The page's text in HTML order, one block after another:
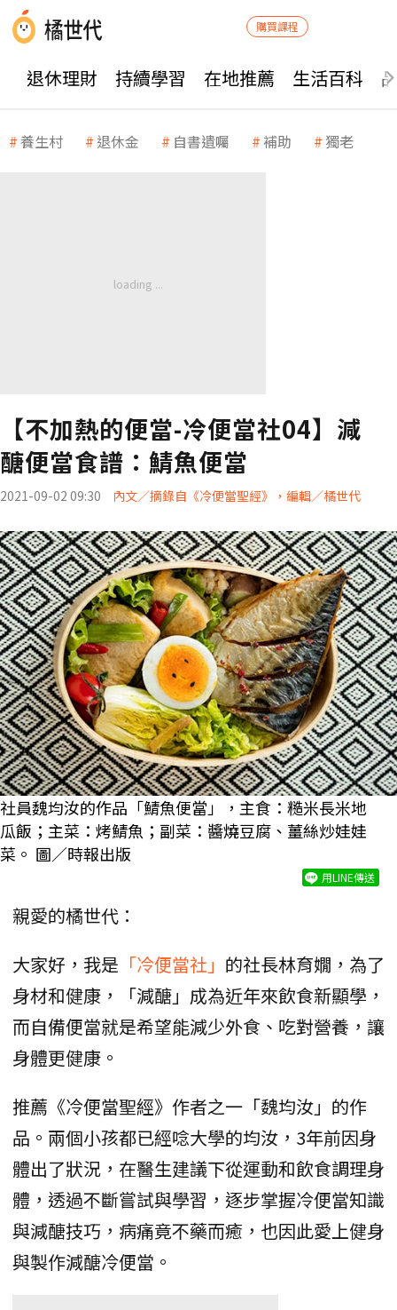
購買課程
退休理財 持續學習 在地推薦 生活百科
養生村 退休金 自書遺囑 補助 獨老
【不加熱的便當-冷便當社04】減
醣便當食譜：鯖魚便當
2021-09-02 09:30 內文／摘錄自《冷便當聖經》，編輯／橘世代
社員魏均汝的作品「鯖魚便當」，主食：糙米長米地
瓜飯；主菜：烤鯖魚；副菜：醬燒豆腐、薑絲炒娃娃
菜。 圖／時報出版
用LINE傳送
親愛的橘世代：
大家好，我是 「冷便當社」 的社長林育嫺，為了
身材和健康，「減醣」成為近年來飲食新顯學，
而自備便當就是希望能減少外食、吃對營養，讓
身體更健康。
推薦《冷便當聖經》作者之一「魏均汝」的作
品。兩個小孩都已經唸大學的均汝，3年前因身
體出了狀況，在醫生建議下從運動和飲食調理身
體，透過不斷嘗試與學習，逐步掌握冷便當知識
與減醣技巧，病痛竟不藥而癒，也因此愛上健身
與製作減醣冷便當。